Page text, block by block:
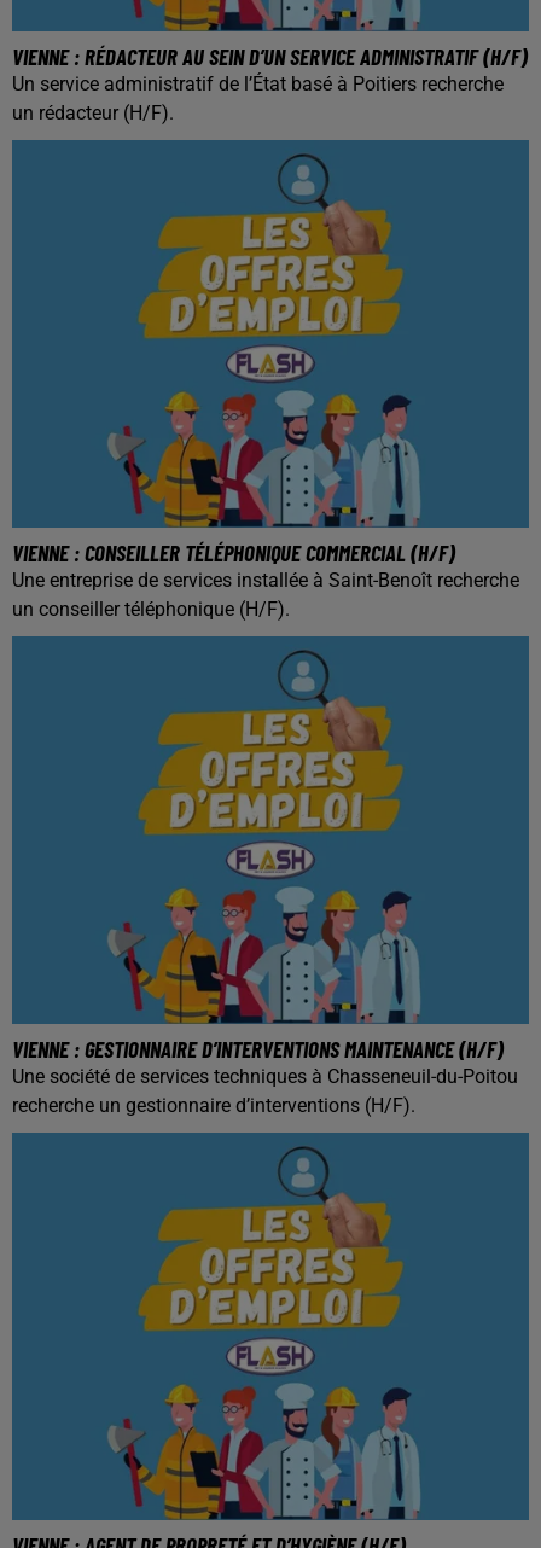
VIENNE : RÉDACTEUR AU SEIN D’UN SERVICE ADMINISTRATIF (H/F)
Un service administratif de l’État basé à Poitiers recherche
un rédacteur (H/F).
VIENNE : CONSEILLER TÉLÉPHONIQUE COMMERCIAL (H/F)
Une entreprise de services installée à Saint-Benoît recherche
un conseiller téléphonique (H/F).
VIENNE : GESTIONNAIRE D’INTERVENTIONS MAINTENANCE (H/F)
Une société de services techniques à Chasseneuil-du-Poitou
recherche un gestionnaire d’interventions (H/F).